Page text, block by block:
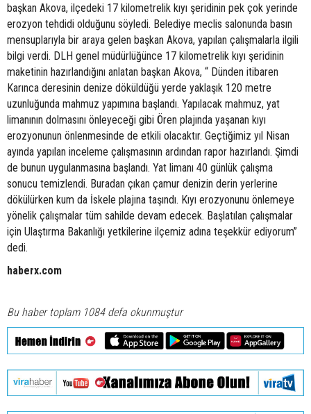
başkan Akova, ilçedeki 17 kilometrelik kıyı şeridinin pek çok yerinde
erozyon tehdidi olduğunu söyledi. Belediye meclis salonunda basın
mensuplarıyla bir araya gelen başkan Akova, yapılan çalışmalarla ilgili
bilgi verdi. DLH genel müdürlüğünce 17 kilometrelik kıyı şeridinin
maketinin hazırlandığını anlatan başkan Akova, “ Dünden itibaren
Karınca deresinin denize döküldüğü yerde yaklaşık 120 metre
uzunluğunda mahmuz yapımına başlandı. Yapılacak mahmuz, yat
limanının dolmasını önleyeceği gibi Ören plajında yaşanan kıyı
erozyonunun önlenmesinde de etkili olacaktır. Geçtiğimiz yıl Nisan
ayında yapılan inceleme çalışmasının ardından rapor hazırlandı. Şimdi
de bunun uygulanmasına başlandı. Yat limanı 40 günlük çalışma
sonucu temizlendi. Buradan çıkan çamur denizin derin yerlerine
dökülürken kum da İskele plajına taşındı. Kıyı erozyonunu önlemeye
yönelik çalışmalar tüm sahilde devam edecek. Başlatılan çalışmalar
için Ulaştırma Bakanlığı yetkilerine ilçemiz adına teşekkür ediyorum”
dedi.
haberx.com
Bu haber toplam 1084 defa okunmuştur